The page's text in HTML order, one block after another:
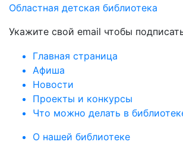
Областная детская библиотека
Укажите свой email чтобы
Главная страница
Афиша
Новости
Проекты и конкурсы
Что можно делать в
О нашей библиотеке